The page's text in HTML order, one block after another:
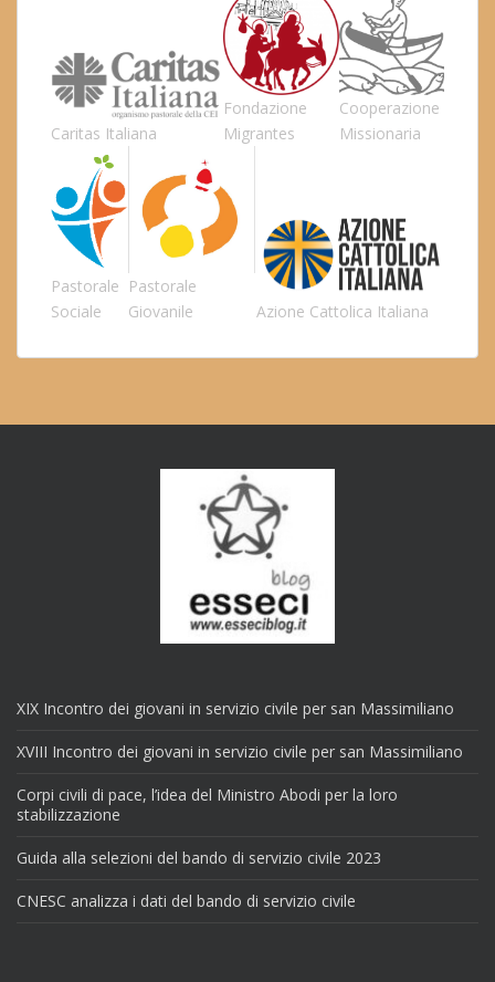
Caritas Italiana
Fondazione
Migrantes
Cooperazione
Missionaria
Pastorale
Sociale
Pastorale
Giovanile
Azione Cattolica Italiana
XIX Incontro dei giovani in servizio civile per san Massimiliano
XVIII Incontro dei giovani in servizio civile per san Massimiliano
Corpi civili di pace, l’idea del Ministro Abodi per la loro
stabilizzazione
Guida alla selezioni del bando di servizio civile 2023
CNESC analizza i dati del bando di servizio civile